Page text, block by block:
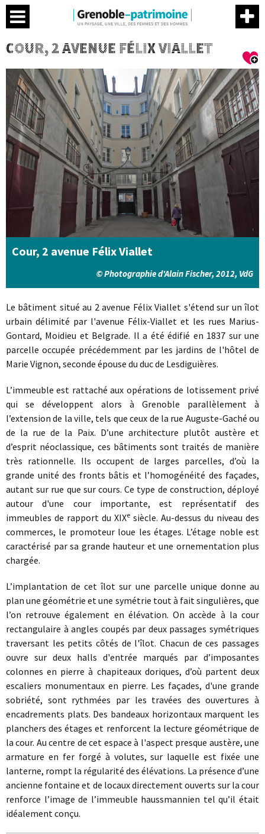
Menu
COUR, 2 AVENUE FÉLIX VIALLET
Cour, 2 avenue Félix Viallet
© Photographie d'Alain Fischer, 2012, VdG
Le bâtiment situé au 2 avenue Félix Viallet s'étend sur un îlot
urbain délimité par l'avenue Félix-Viallet et les rues Marius-
Gontard, Moidieu et Belgrade. Il a été édifié en 1837 sur une
parcelle occupée précédemment par les jardins de l'hôtel de
Marie Vignon, seconde épouse du duc de Lesdiguières.
L’immeuble est rattaché aux opérations de lotissement privé
qui se développent alors à Grenoble parallèlement à
l’extension de la ville, tels que ceux de la rue Auguste-Gaché ou
de la rue de la Paix. D’une architecture plutôt austère et
d’esprit néoclassique, ces bâtiments sont traités de manière
très rationnelle. Ils occupent de larges parcelles, d’où la
grande unité des fronts bâtis et l’homogénéité des façades,
autant sur rue que sur cours. Ce type de construction, déployé
autour d'une cour importante, est représentatif des
immeubles de rapport du XIXe siècle. Au-dessus du niveau des
commerces, le promoteur loue les étages. L’étage noble est
caractérisé par sa grande hauteur et une ornementation plus
chargée.
L’implantation de cet îlot sur une parcelle unique donne au
plan une géométrie et une symétrie tout à fait singulières, que
l’on retrouve également en élévation. On accède à la cour
rectangulaire à angles coupés par deux passages symétriques
traversant les petits côtés de l'îlot. Chacun de ces passages
ouvre sur deux halls d'entrée marqués par d’imposantes
colonnes en pierre à chapiteaux doriques, d’où partent deux
escaliers monumentaux en pierre. Les façades, d'une grande
sobriété, sont rythmées par les travées des ouvertures à
encadrements plats. Des bandeaux horizontaux marquent les
planchers des étages et renforcent la lecture géométrique de
la cour. Au centre de cet espace à l'aspect presque austère, une
armature en fer forgé à volutes, sur laquelle est fixée une
lanterne, rompt la régularité des élévations. La présence d’une
ancienne fontaine et de locaux directement ouverts sur la cour
renforce l’image de l’immeuble haussmannien tel qu’il était
idéalement conçu.